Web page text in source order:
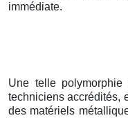
immédiate.
Une telle
techniciens accrédités,
des matériels